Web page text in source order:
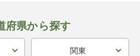
府県から探す
関東